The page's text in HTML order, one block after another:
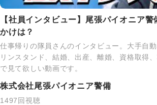
【社員インタビュー】尾張パイオニア
かけは？
仕事帰りの隊員さんのインタビュー。大手自
リンスタンド、結婚、出産、離婚、資格取得
で見て欲しい動画です。
株式会社尾張パイオニア警備
1497回視聴